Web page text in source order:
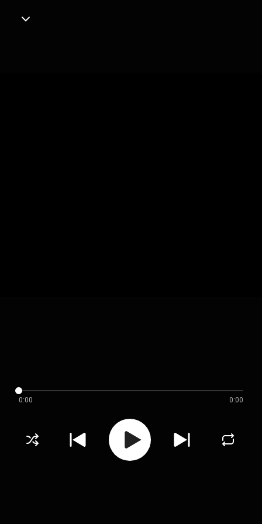
0:00 0:00